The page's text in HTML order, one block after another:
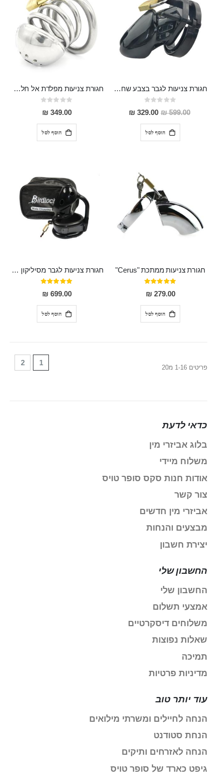
חגורת צניעות לגבר בצבע שחור CB-6000S
Rating:
0%
599.00 ₪
מחיר
מבצע
329.00 ₪
הוסף לסל
חגורת צניעות מפלדת אל חלד Night Cap
Rating:
0%
349.00 ₪
הוסף לסל
חגורת צניעות ממתכת "Cerus"
דירוג:
100%
279.00 ₪
הוסף לסל
חגורת צניעות לגבר מסיליקון רפואי של המותג "Birdlocked"
דירוג:
100%
699.00 ₪
הוסף לסל
פריטים 1-16 מ20
עמודpage1 עמוד
2
כדאי לדעת
בלוג אביזרי מין
משלוח מיידי
אודות חנות סקס סופר טויס
צור קשר
אביזרי מין חדשים
מבצעים והנחות
יצירת חשבון
החשבון שלי
החשבון שלי
אמצעי תשלום
משלוחים דיסקרטיים
שאלות נפוצות
תמיכה
מדיניות פרטיות
עוד יותר טוב
הנחה לחיילים ומשרתי מילואים
הנחת סטודנט
הנחה לאזרחים ותיקים
גיפט כארד של סופר טויס